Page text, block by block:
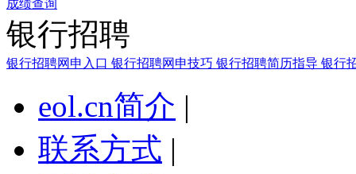
成绩查询
银行招聘
银行招聘网申入口 银行招聘网申技巧 银行招聘简历指导 银行
eol.cn简介 |
联系方式 |